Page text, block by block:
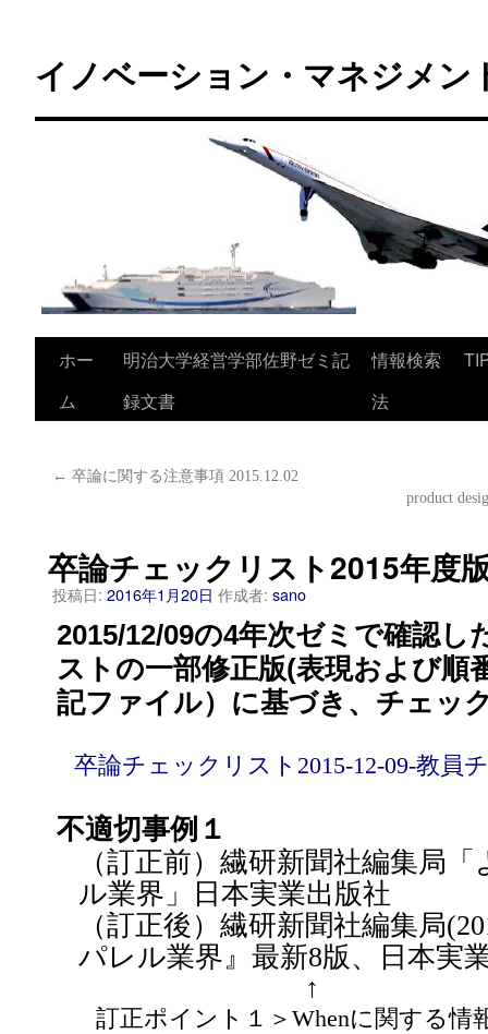
テ
イノベーション・マネジメン
ホー
ム
明治大学経営学部佐野ゼミ記
録文書
情報検索
法
← 卒論に関する注意事項 2015.12.02
product
卒論チェックリスト2015年度
投稿日: 2016年1月20日 作成者: sano
2015/12/09の4年次ゼミで確認し
ストの一部修正版(表現および順
記ファイル）に基づき、チェッ
卒論チェックリスト2015-12-09-教員
不適切事例１
（訂正前）繊研新聞社編集局
ル業界」日本実業出版社
（訂正後）繊研新聞社編集局
パレル業界』最新8版、日本実
↑
訂正ポイント１＞Whenに関する情